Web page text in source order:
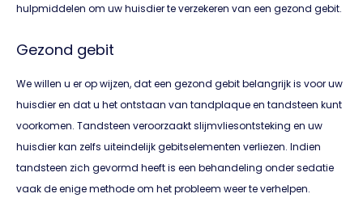
hulpmiddelen om uw huisdier te verzekeren van een gezond gebit.
Gezond gebit
We willen u er op wijzen, dat een gezond gebit belangrijk is voor uw
huisdier en dat u het ontstaan van tandplaque en tandsteen kunt
voorkomen. Tandsteen veroorzaakt slijmvliesontsteking en uw
huisdier kan zelfs uiteindelijk gebitselementen verliezen. Indien
tandsteen zich gevormd heeft is een behandeling onder sedatie
vaak de enige methode om het probleem weer te verhelpen.